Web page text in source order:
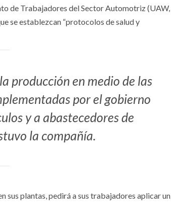
de Trabajadores del Sector Automotriz (UAW,
se establezcan “protocolos de salud y
producción en medio de las
por el gobierno
y a abastecedores de
la compañía.
sus plantas, pedirá a sus trabajadores aplicar un